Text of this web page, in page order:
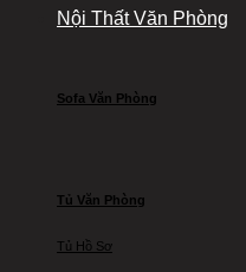
Nội Thất Văn Phòng
Sofa Văn Phòng
Tủ Văn Phòng
Tủ Hồ Sơ